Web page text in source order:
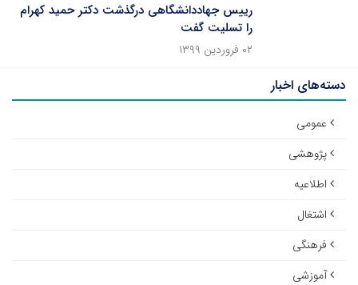
رییس جهاددانشگاهی درگذشت دکتر حمید کهرام
را تسلیت گفت
۰۲ فروردین ۱۳۹۹
دسته‌های اخبار
عمومی
پژوهشی
اطلاعیه
اشتغال
فرهنگی
آموزشی